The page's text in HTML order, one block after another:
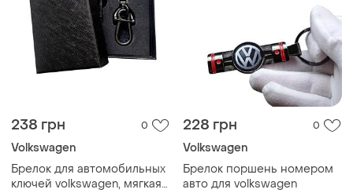
238 грн 0
Volkswagen
Брелок для автомобильных
ключей volkswagen, мягкая
228 грн 0
Volkswagen
Брелок поршень номером
авто для volkswagen